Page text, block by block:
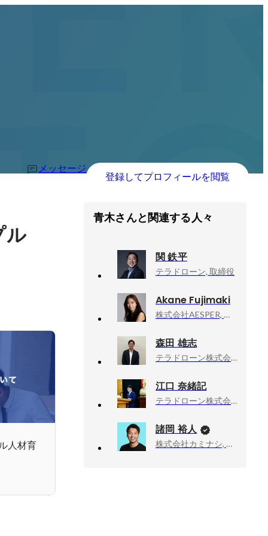
メッセージ
登録してプロフィールを閲覧
ル
人材育
青木さんと関連する人々
関 鉄平
テラドローン, 取締役
Akane Fujimaki
株式会社AESPER, 代表取締役CEO
森田 雄志
テラドローン株式会社, 東日本・九州マネージャー
江口 奈緒記
テラドローン株式会社, 運航管理事業部 プロジェクトマネージャー
諸岡 裕人
株式会社カミナシ, 代表取締役